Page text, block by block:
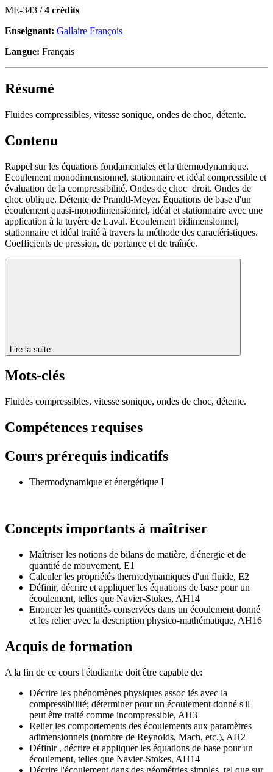
ME-343 /4 crédits
Enseignant: Gallaire François
Langue: Français
Résumé
Fluides compressibles, vitesse sonique, ondes de choc, détente.
Contenu
Rappel sur les équations fondamentales et la thermodynamique.
Ecoulement monodimensionnel, stationnaire et idéal compressible et
évaluation de la compressibilité. Ondes de choc droit. Ondes de
choc oblique. Détente de Prandtl-Meyer. Équations de base d'un
écoulement quasi-monodimensionnel, idéal et stationnaire avec une
application à la tuyère de Laval. Ecoulement bidimensionnel,
stationnaire et idéal traité à travers la méthode des caractéristiques.
Coefficients de pression, de portance et de traînée.
Lire la suite
Mots-clés
Fluides compressibles, vitesse sonique, ondes de choc, détente.
Compétences requises
Cours prérequis indicatifs
Thermodynamique et énergétique I
Concepts importants à maîtriser
Maîtriser les notions de bilans de matière, d'énergie et de
quantité de mouvement, E1
Calculer les propriétés thermodynamiques d'un fluide, E2
Définir, décrire et appliquer les équations de base pour un
écoulement, telles que Navier-Stokes, AH14
Enoncer les quantités conservées dans un écoulement donné
et les relier avec la description physico-mathématique, AH16
Acquis de formation
A la fin de ce cours l'étudiant.e doit être capable de:
Décrire les phénomènes physiques assoc iés avec la
compressibilité; déterminer pour un écoulement donné s'il
peut être traité comme incompressible, AH3
Relier les comportements des écoulements aux paramètres
adimensionnels (nombre de Reynolds, Mach, etc.), AH2
Définir , décrire et appliquer les équations de base pour un
écoulement, telles que Navier-Stokes, AH14
Décrire l'écoulement dans des géométries simples, tel que sur